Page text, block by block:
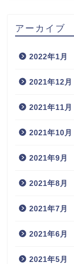
アーカイブ
2022年1月
2021年12月
2021年11月
2021年10月
2021年9月
2021年8月
2021年7月
2021年6月
2021年5月